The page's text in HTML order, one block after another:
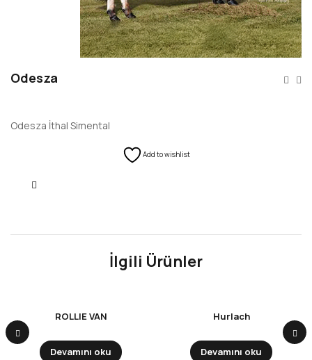
Odesza
Odesza İthal Simental
Add to wishlist
İlgili Ürünler
ROLLIE VAN
Devamını oku
Hurlach
Devamını oku